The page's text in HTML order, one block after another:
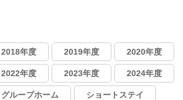
2018年度 2019年度 2020年度
2022年度 2023年度 2024年度
グループホーム ショートステイ